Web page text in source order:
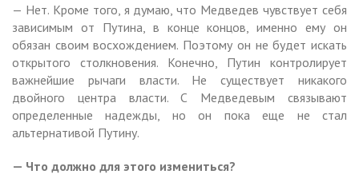
— Нет. Кроме того, я думаю, что Медведев чувствует себя
зависимым от Путина, в конце концов, именно ему он
обязан своим восхождением. Поэтому он не будет искать
открытого столкновения. Конечно, Путин контролирует
важнейшие рычаги власти. Не существует никакого
двойного центра власти. С Медведевым связывают
определенные надежды, но он пока еще не стал
альтернативой Путину.
— Что должно для этого измениться?